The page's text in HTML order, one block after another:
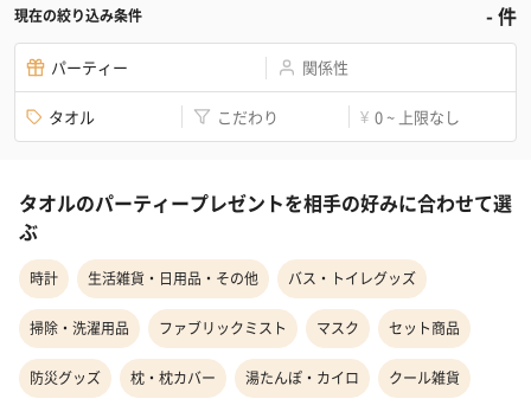
現在の絞り込み条件 -件
パーティー 関係性
タオル こだわり ¥ 0 ~ 上限なし
タオルのパーティープレゼントを相手の好みに合わせて選
ぶ
時計 生活雑貨・日用品・その他 バス・トイレグッズ
掃除・洗濯用品 ファブリックミスト マスク セット商品
防災グッズ 枕・枕カバー 湯たんぽ・カイロ クール雑貨